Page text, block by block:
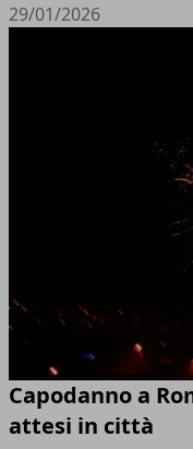
29/01/2026
Capodanno a
attesi in città